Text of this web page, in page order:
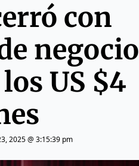
con
negocio
US $4
2025 @ 3:15:39 pm